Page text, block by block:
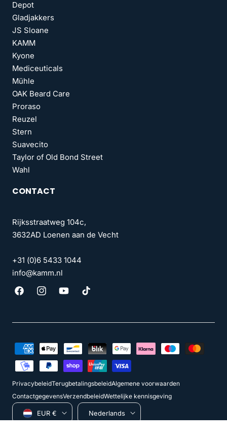
Depot
Gladjakkers
JS Sloane
KAMM
Kyone
Mediceuticals
Mühle
OAK Beard Care
Proraso
Reuzel
Stern
Suavecito
Taylor of Old Bond Street
Wahl
CONTACT
Rijksstraatweg 104c,
3632AD Loenen aan de Vecht
+31 (0)6 5433 1044
info@kamm.nl
FacebookInstagramYouTubeTikTok
Land/regio
EUR €
Taal
Nederlands
Betaalmethoden
PrivacybeleidTerugbetalingsbeleidAlgemene voorwaarden
ContactgegevensVerzendbeleidWettelijke kennisgeving